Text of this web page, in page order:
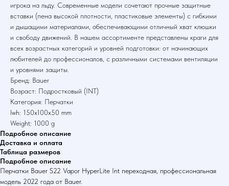
игрока на льду. Современные модели сочетают прочные защитные
вставки (пена высокой плотности, пластиковые элементы) с гибкими
и дышащими материалами, обеспечивающими отличный хват клюшки
и свободу движений. В нашем ассортименте представлены краги для
всех возрастных категорий и уровней подготовки: от начинающих
любителей до профессионалов, с различными системами вентиляции
и уровнями защиты.
Бренд: Bauer
Возраст: Подростковый (INT)
Категория: Перчатки
lwh: 150x100x50 mm
Weight: 1000 g
Подробное описание
Доставка и оплата
Таблица размеров
Подробное описание
Перчатки Bauer S22 Vapor HyperLite Int переходная, профессиональная
модель 2022 года от Bauer.